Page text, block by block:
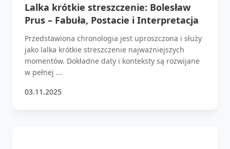
Lalka krótkie streszczenie: Bolesław
Prus – Fabuła, Postacie i Interpretacja
Przedstawiona chronologia jest uproszczona i służy
jako lalka krótkie streszczenie najważniejszych
momentów. Dokładne daty i konteksty są rozwijane
w pełnej ...
03.11.2025